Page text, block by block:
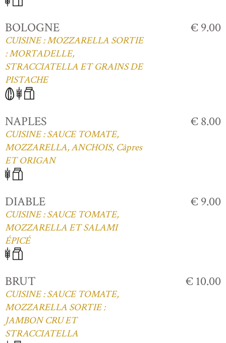
BOLOGNE
CUISINE : MOZZARELLA SORTIE
: MORTADELLE,
STRACCIATELLA ET GRAINS DE
PISTACHE
€ 9.00
NAPLES
CUISINE : SAUCE TOMATE,
MOZZARELLA, ANCHOIS, Câpres
ET ORIGAN
€ 8.00
DIABLE
CUISINE : SAUCE TOMATE,
MOZZARELLA ET SALAMI
ÉPICÉ
€ 9.00
BRUT
CUISINE : SAUCE TOMATE,
MOZZARELLA SORTIE :
JAMBON CRU ET
STRACCIATELLA
€ 10.00